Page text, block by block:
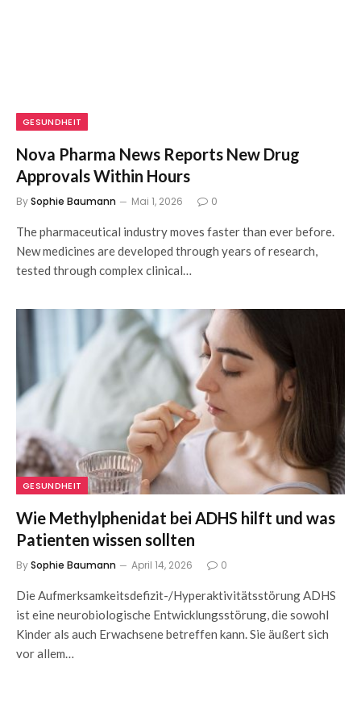
GESUNDHEIT
Nova Pharma News Reports New Drug
Approvals Within Hours
BySophie Baumann Mai 1, 2026 0
The pharmaceutical industry moves faster than ever before.
New medicines are developed through years of research,
tested through complex clinical…
GESUNDHEIT
Wie Methylphenidat bei ADHS hilft und was
Patienten wissen sollten
BySophie Baumann April 14, 2026 0
Die Aufmerksamkeitsdefizit-/Hyperaktivitätsstörung ADHS
ist eine neurobiologische Entwicklungsstörung, die sowohl
Kinder als auch Erwachsene betreffen kann. Sie äußert sich
vor allem…